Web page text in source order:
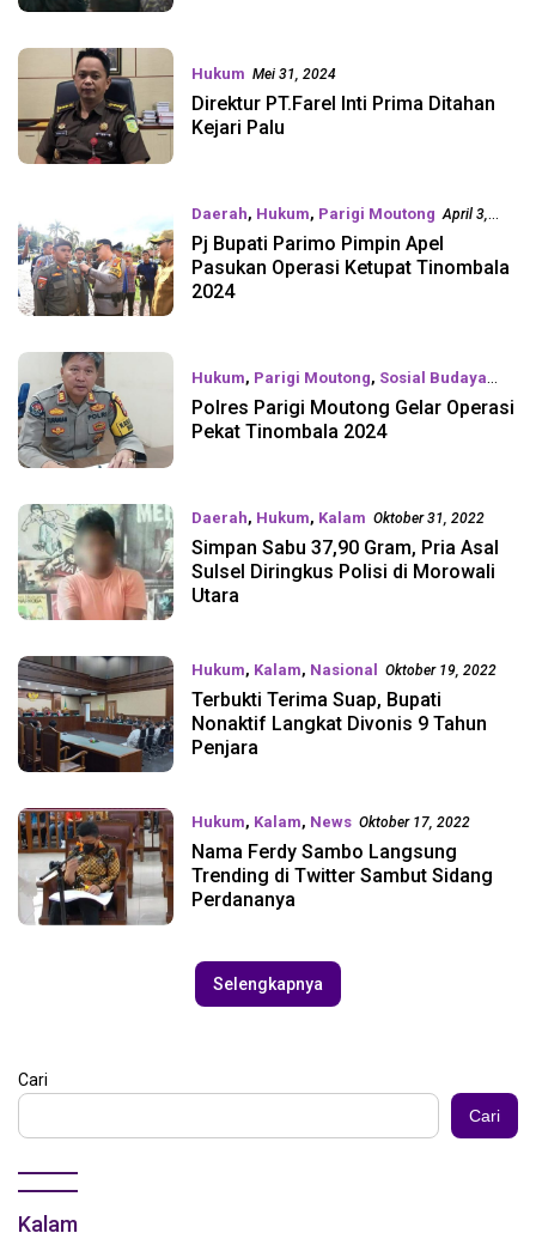
Hukum Mei 31, 2024
Direktur PT.Farel Inti Prima Ditahan
Kejari Palu
Daerah, Hukum, Parigi Moutong April 3,
2024
Pj Bupati Parimo Pimpin Apel
Pasukan Operasi Ketupat Tinombala
2024
Hukum, Parigi Moutong, Sosial Budaya
Maret 23, 2024
Polres Parigi Moutong Gelar Operasi
Pekat Tinombala 2024
Daerah, Hukum, Kalam Oktober 31, 2022
Simpan Sabu 37,90 Gram, Pria Asal
Sulsel Diringkus Polisi di Morowali
Utara
Hukum, Kalam, Nasional Oktober 19, 2022
Terbukti Terima Suap, Bupati
Nonaktif Langkat Divonis 9 Tahun
Penjara
Hukum, Kalam, News Oktober 17, 2022
Nama Ferdy Sambo Langsung
Trending di Twitter Sambut Sidang
Perdananya
Selengkapnya
Cari
Cari
Kalam